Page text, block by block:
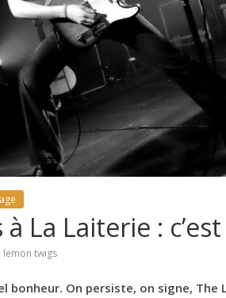
La Laiterie :
lemon twigs
bonheur. On persiste, on signe,